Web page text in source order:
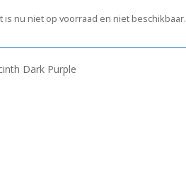
is nu niet op voorraad en niet beschikbaar.
Dark Purple